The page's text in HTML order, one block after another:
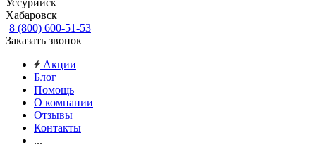
Уссурийск
Хабаровск
8 (800) 600-51-53
Заказать звонок
Акции
Блог
Помощь
О компании
Отзывы
Контакты
...